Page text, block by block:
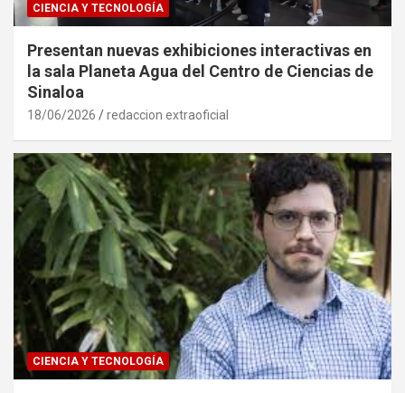
CIENCIA Y TECNOLOGÍA
Presentan nuevas exhibiciones interactivas en
la sala Planeta Agua del Centro de Ciencias de
Sinaloa
18/06/2026 redaccion extraoficial
CIENCIA Y TECNOLOGÍA